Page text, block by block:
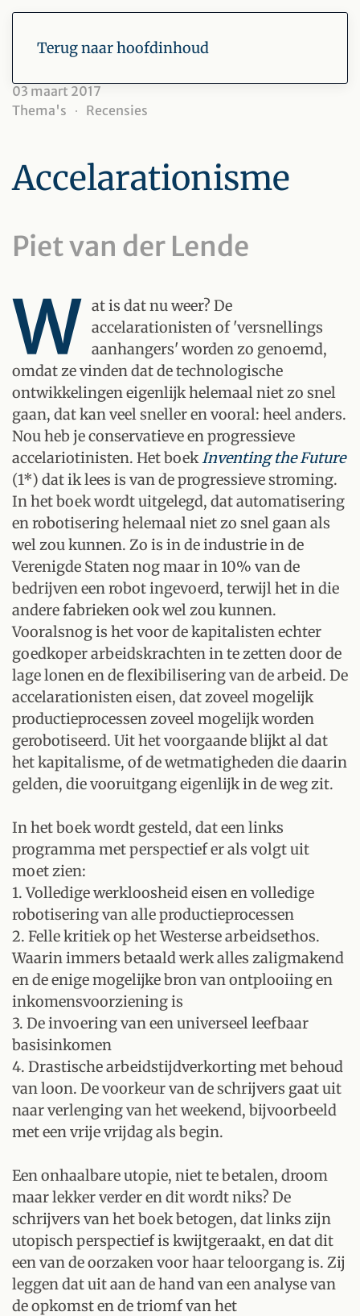
Terug naar hoofdinhoud
03 maart 2017
Thema's
Recensies
Accelarationisme
Piet van der Lende
W at is dat nu weer? De
accelarationisten of 'versnellings
aanhangers' worden zo genoemd,
omdat ze vinden dat de technologische
ontwikkelingen eigenlijk helemaal niet zo snel
gaan, dat kan veel sneller en vooral: heel anders.
Nou heb je conservatieve en progressieve
accelariotinisten. Het boekInventing the Future
(1*) dat ik lees is van de progressieve stroming.
In het boek wordt uitgelegd, dat automatisering
en robotisering helemaal niet zo snel gaan als
wel zou kunnen. Zo is in de industrie in de
Verenigde Staten nog maar in 10% van de
bedrijven een robot ingevoerd, terwijl het in die
andere fabrieken ook wel zou kunnen.
Vooralsnog is het voor de kapitalisten echter
goedkoper arbeidskrachten in te zetten door de
lage lonen en de flexibilisering van de arbeid. De
accelarationisten eisen, dat zoveel mogelijk
productieprocessen zoveel mogelijk worden
gerobotiseerd. Uit het voorgaande blijkt al dat
het kapitalisme, of de wetmatigheden die daarin
gelden, die vooruitgang eigenlijk in de weg zit.
In het boek wordt gesteld, dat een links
programma met perspectief er als volgt uit
moet zien:
1. Volledige werkloosheid eisen en volledige
robotisering van alle productieprocessen
2. Felle kritiek op het Westerse arbeidsethos.
Waarin immers betaald werk alles zaligmakend
en de enige mogelijke bron van ontplooiing en
inkomensvoorziening is
3. De invoering van een universeel leefbaar
basisinkomen
4. Drastische arbeidstijdverkorting met behoud
van loon. De voorkeur van de schrijvers gaat uit
naar verlenging van het weekend, bijvoorbeeld
met een vrije vrijdag als begin.
Een onhaalbare utopie, niet te betalen, droom
maar lekker verder en dit wordt niks? De
schrijvers van het boek betogen, dat links zijn
utopisch perspectief is kwijtgeraakt, en dat dit
een van de oorzaken voor haar teloorgang is. Zij
leggen dat uit aan de hand van een analyse van
de opkomst en de triomf van het